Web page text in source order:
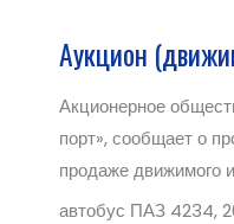
Аукцион
Акционерное
порт», сообщает о
продаже движимого
автобус ПАЗ 4234,